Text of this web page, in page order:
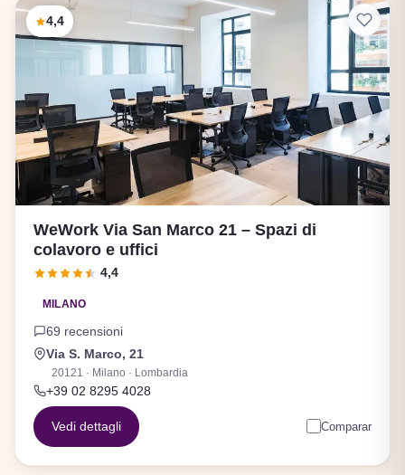
4,4
WeWork Via San Marco 21 – Spazi di
colavoro e uffici
4,4
MILANO
69 recensioni
Via S. Marco, 21
20121 · Milano · Lombardia
+39 02 8295 4028
Vedi dettagli Comparar